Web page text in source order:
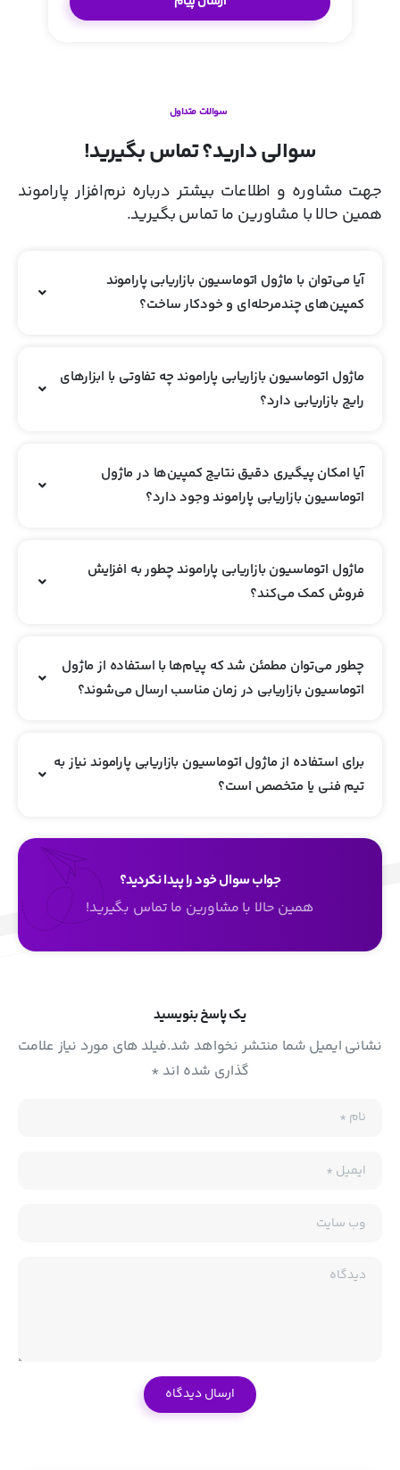
سوالات متداول
سوالی دارید؟ تماس بگیرید!
جهت مشاوره و اطلاعات بیشتر درباره نرم‌افزار پاراموند
همین حالا با مشاورین ما تماس بگیرید.
آیا می‌توان با ماژول اتوماسیون بازاریابی پاراموند
کمپین‌های چندمرحله‌ای و خودکار ساخت؟
ماژول اتوماسیون بازاریابی پاراموند چه تفاوتی با ابزارهای
رایج بازاریابی دارد؟
آیا امکان پیگیری دقیق نتایج کمپین‌ها در ماژول
اتوماسیون بازاریابی پاراموند وجود دارد؟
ماژول اتوماسیون بازاریابی پاراموند چطور به افزایش
فروش کمک می‌کند؟
چطور می‌توان مطمئن شد که پیام‌ها با استفاده از ماژول
اتوماسیون بازاریابی در زمان مناسب ارسال می‌شوند؟
برای استفاده از ماژول اتوماسیون بازاریابی پاراموند نیاز به
تیم فنی یا متخصص است؟
جواب سوال خود را پیدا نکردید؟
همین حالا با مشاورین ما تماس بگیرید!
یک پاسخ بنویسید
نشانی ایمیل شما منتشر نخواهد شد.فیلد های مورد نیاز علامت
گذاری شده اند *
نام*
ایمیل *
وب سایت
دیدگاه